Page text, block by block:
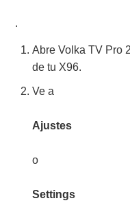
.
Abre Volka TV Pro
de tu X96.
Ve a
Ajustes
o
Settings